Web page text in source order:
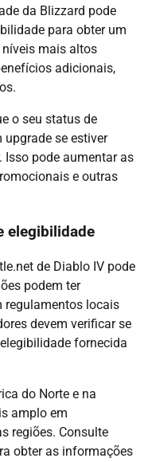
da Blizzard pode
para obter um
mais altos
adicionais,
o seu status de
se estiver
Isso pode aumentar as
e outras
elegibilidade
de Diablo IV pode
podem ter
regulamentos locais
devem verificar se
fornecida
do Norte e na
amplo em
regiões. Consulte
obter as informações